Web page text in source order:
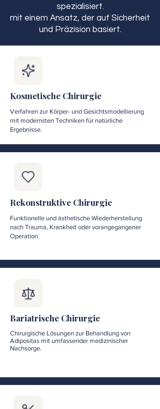
spezialisiert.
mit einem Ansatz, der auf Sicherheit
und Präzision basiert.
Kosmetische Chirurgie
Verfahren zur Körper- und Gesichtsmodellierung
mit modernsten Techniken für natürliche
Ergebnisse.
Rekonstruktive Chirurgie
Funktionelle und ästhetische Wiederherstellung
nach Trauma, Krankheit oder vorangegangener
Operation.
Bariatrische Chirurgie
Chirurgische Lösungen zur Behandlung von
Adipositas mit umfassender medizinischer
Nachsorge.